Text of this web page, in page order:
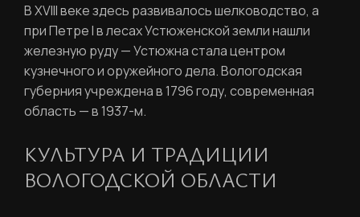
В XVIII веке здесь развивалось шелководство, а
при Петре I в лесах Устюженской земли нашли
железную руду — Устюжна стала центром
кузнечного и оружейного дела. Вологодская
губерния учреждена в 1796 году, современная
область — в 1937-м.
КУЛЬТУРА И ТРАДИЦИИ
ВОЛОГОДСКОЙ ОБЛАСТИ